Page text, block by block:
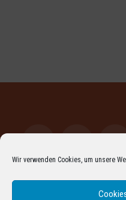
Wir verwenden Cookies, um unsere